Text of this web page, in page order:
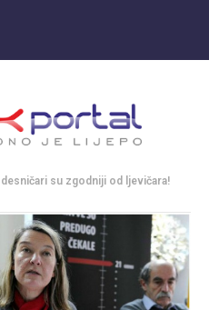
su zgodniji od ljevičara!